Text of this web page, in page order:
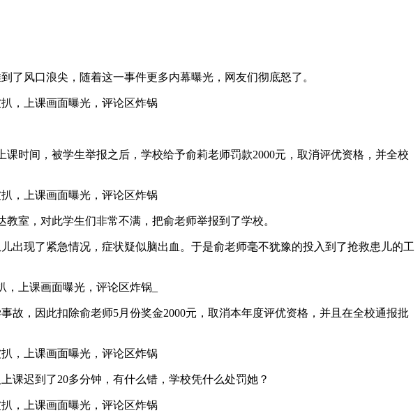
风口浪尖，随着这一事件更多内幕曝光，网友们彻底怒了。
时间，被学生举报之后，学校给予俞莉老师罚款2000元，取消评优资格，并全校
室，对此学生们非常不满，把俞老师举报到了学校。
出现了紧急情况，症状疑似脑出血。于是俞老师毫不犹豫的投入到了抢救患儿的工
，因此扣除俞老师5月份奖金2000元，取消本年度评优资格，并且在全校通报批
课迟到了20多分钟，有什么错，学校凭什么处罚她？